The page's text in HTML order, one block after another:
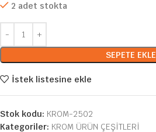
2 adet stokta
SEPETE EKLE
İstek listesine ekle
Stok kodu: KROM-2502
Kategoriler: KROM ÜRÜN ÇEŞİTLERİ